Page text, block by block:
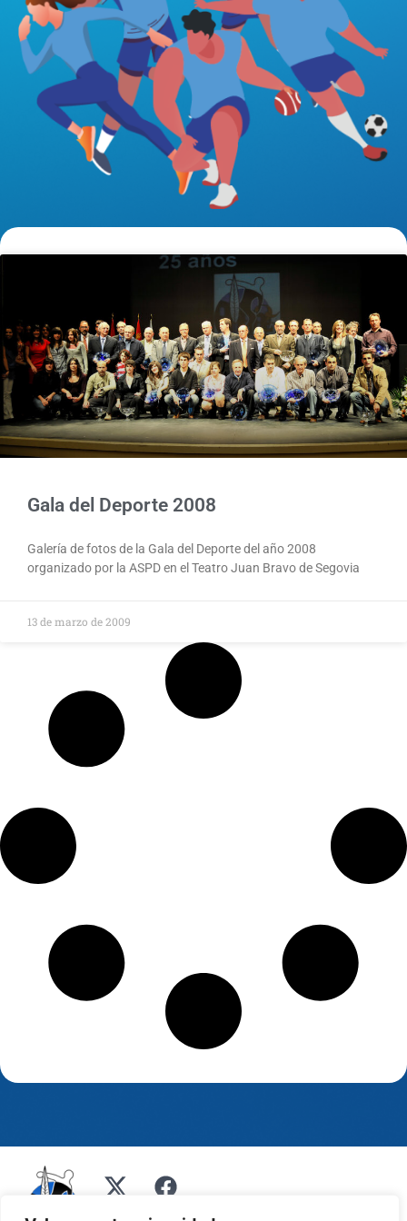
Gala del Deporte 2008
Galería de fotos de la Gala del Deporte del año 2008
organizado por la ASPD en el Teatro Juan Bravo de Segovia
13 de marzo de 2009